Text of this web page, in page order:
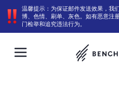
温馨提示：为保证邮件发送效果，我
博、色情、刷单、灰色。如有恶意注
门检举和追究违法行为。